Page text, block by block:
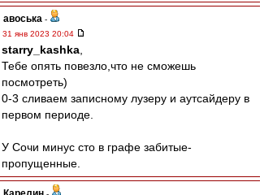
авоська -
31 янв 2023 20:04
starry_kashka
Тебе опять повезло,что не сможешь
посмотреть)
0-3 сливаем записному лузеру и аутсайдеру в
первом периоде.
У Сочи минус сто в графе забитые-
пропущенные.